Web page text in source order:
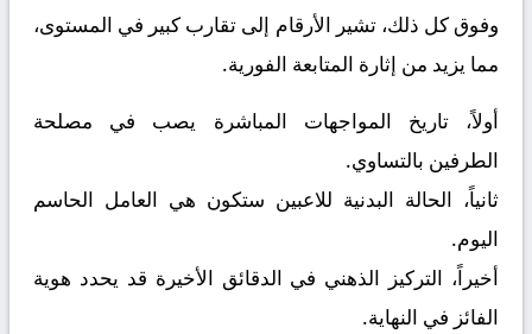
وفوق كل ذلك، تشير الأرقام إلى تقارب كبير في المستوى،
مما يزيد من إثارة المتابعة الفورية.
أولاً، تاريخ المواجهات المباشرة يصب في مصلحة
الطرفين بالتساوي.
ثانياً، الحالة البدنية للاعبين ستكون هي العامل الحاسم
اليوم.
أخيراً، التركيز الذهني في الدقائق الأخيرة قد يحدد هوية
الفائز في النهاية.